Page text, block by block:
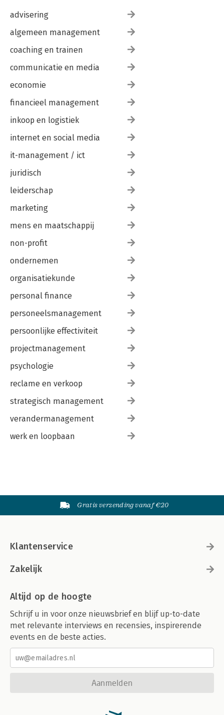
advisering
algemeen management
coaching en trainen
communicatie en media
economie
financieel management
inkoop en logistiek
internet en social media
it-management / ict
juridisch
leiderschap
marketing
mens en maatschappij
non-profit
ondernemen
organisatiekunde
personal finance
personeelsmanagement
persoonlijke effectiviteit
projectmanagement
psychologie
reclame en verkoop
strategisch management
verandermanagement
werk en loopbaan
Gratis verzending vanaf €20
Klantenservice
Zakelijk
Altijd op de hoogte
Schrijf u in voor onze nieuwsbrief en blijf up-to-date
met relevante interviews en recensies, inspirerende
events en de beste acties.
Aanmelden